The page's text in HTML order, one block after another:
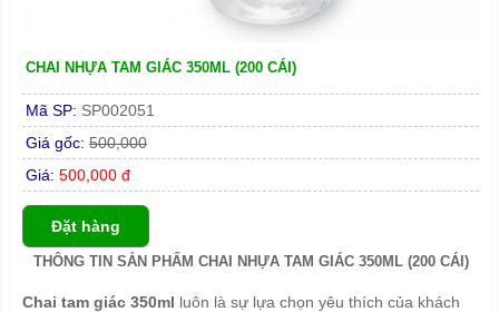
CHAI NHỰA TAM GIÁC 350ML (200 CÁI)
Mã SP: SP002051
Giá gốc: 500,000
Giá: 500,000 đ
Đặt hàng
THÔNG TIN SẢN PHẨM CHAI NHỰA TAM GIÁC 350ML (200 CÁI)
Chai tam giác 350ml luôn là sự lựa chọn yêu thích của khách